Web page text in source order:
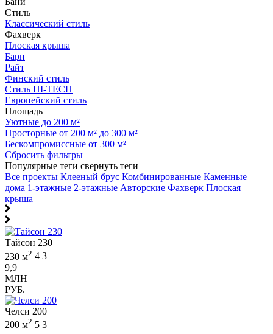
Стиль
Классический стиль
Фахверк
Плоская крыша
Барн
Райт
Финский стиль
Стиль HI-TECH
Европейский стиль
Площадь
Уютные до 200 м²
Просторные от 200 м² до 300 м²
Бескомпромиссные от 300 м²
Сбросить фильтры
Популярные теги свернуть теги
Все проекты Клееный брус Комбинированные Каменные
дома 1-этажные 2-этажные Авторские Фахверк Плоская
крыша
Тайсон 230
230 м2 4 3
9,9
МЛН
РУБ.
Челси 200
200 м2 5 3